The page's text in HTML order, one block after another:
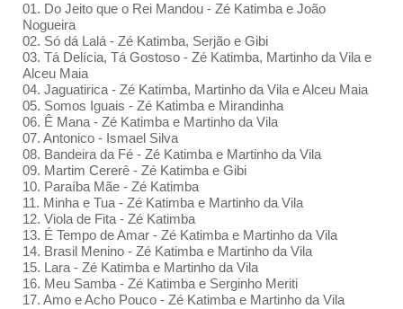
01. Do Jeito que o Rei Mandou - Zé Katimba e João
Nogueira
02. Só dá Lalá - Zé Katimba, Serjão e Gibi
03. Tá Delícia, Tá Gostoso - Zé Katimba, Martinho da Vila e
Alceu Maia
04. Jaguatirica - Zé Katimba, Martinho da Vila e Alceu Maia
05. Somos Iguais - Zé Katimba e Mirandinha
06. Ê Mana - Zé Katimba e Martinho da Vila
07. Antonico - Ismael Silva
08. Bandeira da Fé - Zé Katimba e Martinho da Vila
09. Martim Cererê - Zé Katimba e Gibi
10. Paraíba Mãe - Zé Katimba
11. Minha e Tua - Zé Katimba e Martinho da Vila
12. Viola de Fita - Zé Katimba
13. É Tempo de Amar - Zé Katimba e Martinho da Vila
14. Brasil Menino - Zé Katimba e Martinho da Vila
15. Lara - Zé Katimba e Martinho da Vila
16. Meu Samba - Zé Katimba e Serginho Meriti
17. Amo e Acho Pouco - Zé Katimba e Martinho da Vila